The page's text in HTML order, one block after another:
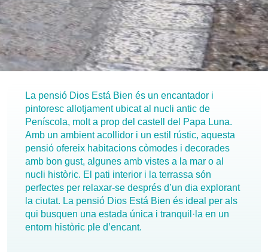
La pensió Dios Está Bien és un encantador i
pintoresc allotjament ubicat al nucli antic de
Peníscola, molt a prop del castell del Papa Luna.
Amb un ambient acollidor i un estil rústic, aquesta
pensió ofereix habitacions còmodes i decorades
amb bon gust, algunes amb vistes a la mar o al
nucli històric. El pati interior i la terrassa són
perfectes per relaxar-se després d’un dia explorant
la ciutat. La pensió Dios Está Bien és ideal per als
qui busquen una estada única i tranquil·la en un
entorn històric ple d’encant.